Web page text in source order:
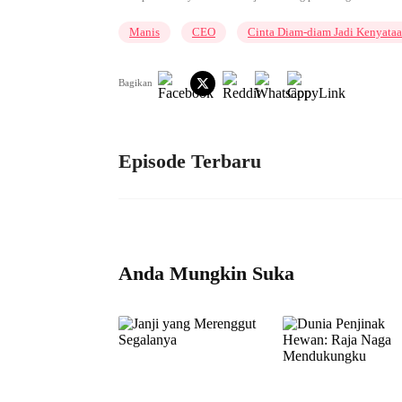
Manis CEO Cinta Diam-diam Jadi
Bagikan
Episode Terbaru
Anda Mungkin Suka